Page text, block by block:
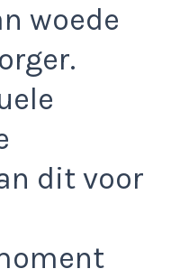
woede
dit voor